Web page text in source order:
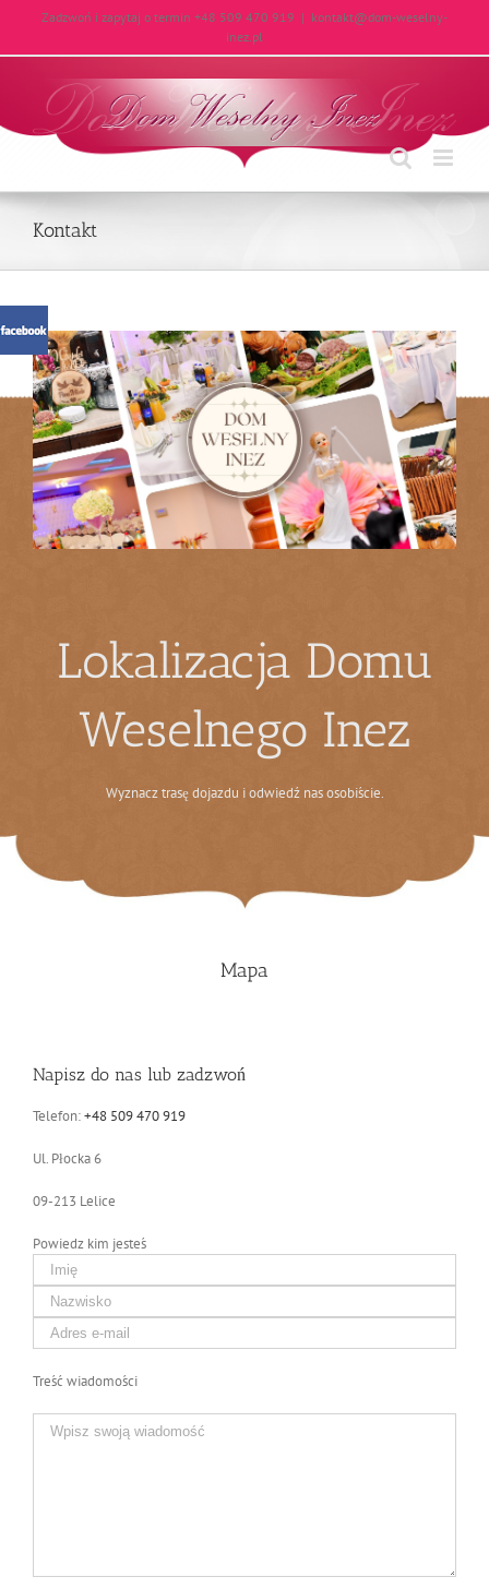
content
Zadzwoń i zapytaj o termin +48 509 470 919 | kontakt@dom-weselny-
inez.pl
Kontakt
Lokalizacja Domu
Weselnego Inez
Wyznacz trasę dojazdu i odwiedź nas osobiście.
Mapa
Napisz do nas lub zadzwoń
Telefon:+48 509 470 919
Ul. Płocka 6
09-213 Lelice
Powiedz kim jesteś
Treść wiadomości